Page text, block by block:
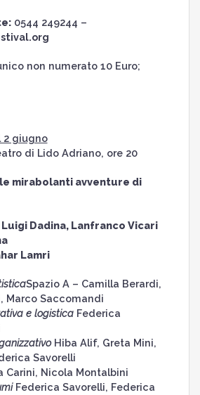
0544 249244 –
non numerato 10 Euro;
2 giugno
di Lido Adriano, ore 20
mirabolanti avventure di
Luigi Dadina, Lanfranco Vicari
Lamri
Spazio A – Camilla Berardi,
Marco Saccomandi
e logistica Federica
Hiba Alif, Greta Mini,
Savorelli
Carini, Nicola Montalbini
Federica Savorelli, Federica